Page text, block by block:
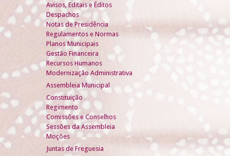
Avisos, Editais e Éditos
Despachos
Notas de Presidência
Regulamentos e Normas
Planos Municipais
Gestão Financeira
Recursos Humanos
Modernização Administrativa
Assembleia Municipal
Constituição
Regimento
Comissões e Conselhos
Sessões da Assembleia
Moções
Juntas de Freguesia